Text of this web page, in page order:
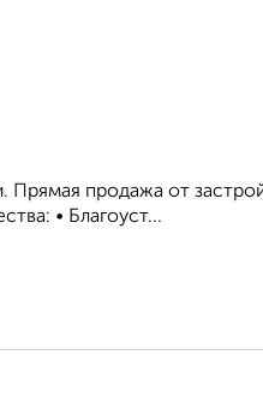
Прямая продажа от
• Благоуст...